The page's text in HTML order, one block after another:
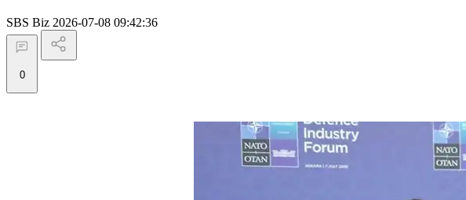
SBS Biz 2026-07-08 09:42:36
0